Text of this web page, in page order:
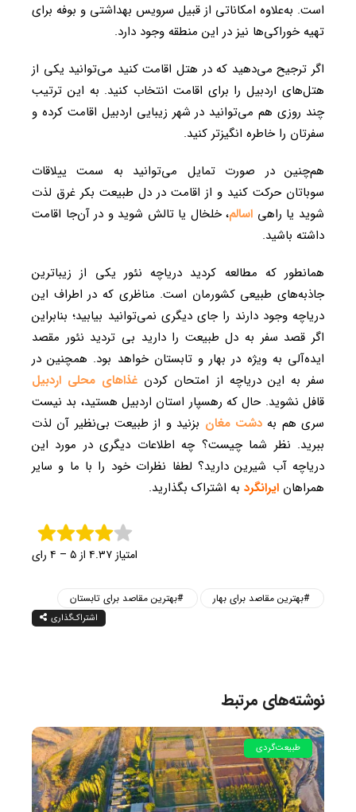
است. به‌علاوه امکاناتی از قبیل سرویس بهداشتی و بوفه برای
تهیه خوراکی‌ها نیز در این منطقه وجود دارد.
اگر ترجیح می‌دهید که در هتل اقامت کنید می‌توانید یکی از
هتل‌های اردبیل را برای اقامت انتخاب کنید. به این ترتیب
چند روزی هم می‌توانید در شهر زیبایی اردبیل اقامت کرده و
سفرتان را خاطره انگیزتر کنید.
هم‌چنین در صورت تمایل می‌توانید به سمت ییلاقات
سوباتان حرکت کنید و از اقامت در دل طبیعت بکر غرق لذت
شوید یا راهی اسالم، خلخال یا تالش شوید و در آن‌جا اقامت
داشته باشید.
همانطور که مطالعه کردید دریاچه نئور یکی از زیباترین
جاذبه‌های طبیعی کشورمان است. مناظری که در اطراف این
دریاچه وجود دارند را جای دیگری نمی‌توانید بیابید؛ بنابراین
اگر قصد سفر به دل طبیعت را دارید بی تردید نئور مقصد
ایده‌آلی به ویژه در بهار و تابستان خواهد بود. همچنین در
سفر به این دریاچه از امتحان کردن غذاهای محلی اردبیل
قافل نشوید. حال که رهسپار استان اردبیل هستید، بد نیست
سری هم بهدشت مغان بزنید و از طبیعت بی‌نظیر آن لذت
ببرید. نظر شما چیست؟ چه اطلاعات دیگری در مورد این
دریاچه آب شیرین دارید؟ لطفا نظرات خود را با ما و سایر
همراهان ایرانگرد به اشتراک بگذارید.
امتیاز ۴.۳۷ از ۵ – ۴ رای
بهترین مقاصد برای بهار بهترین مقاصد برای تابستان
اشتراک‌گذاری
نوشته‌های مرتبط
طبیعت‌گردی